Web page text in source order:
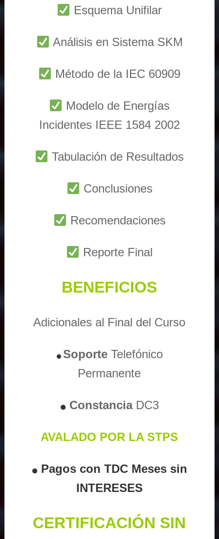
Esquema Unifilar
Análisis en Sistema SKM
Método de la IEC 60909
Modelo de Energías
Incidentes IEEE 1584 2002
Tabulación de Resultados
Conclusiones
Recomendaciones
Reporte Final
BENEFICIOS
Adicionales al Final del Curso
Soporte Telefónico
Permanente
ConstanciaDC3
AVALADO POR LA STPS
Pagos con TDC Meses sin
INTERESES
CERTIFICACIÓN SIN